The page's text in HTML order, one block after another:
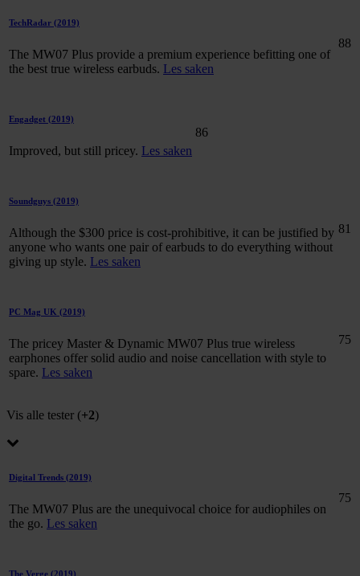
TechRadar (2019)
The MW07 Plus provide a premium experience befitting one of
the best true wireless earbuds. Les saken
88
Engadget (2019)
Improved, but still pricey. Les saken
86
Soundguys (2019)
Although the $300 price is cost-prohibitive, it can be justified by
anyone who wants one pair of earbuds to do everything without
giving up style. Les saken
81
PC Mag UK (2019)
The pricey Master & Dynamic MW07 Plus true wireless
earphones offer solid audio and noise cancellation with style to
spare. Les saken
75
Vis alle tester (+2)
Digital Trends (2019)
The MW07 Plus are the unequivocal choice for audiophiles on
the go. Les saken
75
The Verge (2019)